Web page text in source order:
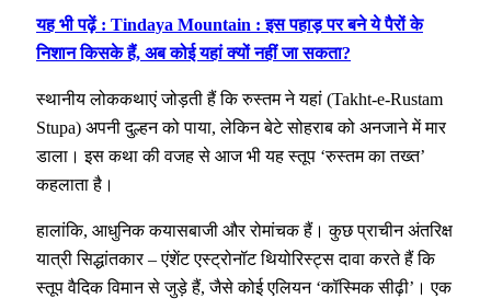
यह भी पढ़ें : Tindaya Mountain : इस पहाड़ पर बने ये पैरों के
निशान किसके हैं, अब कोई यहां क्यों नहीं जा सकता?
स्थानीय लोककथाएं जोड़ती हैं कि रुस्तम ने यहां (Takht-e-Rustam
Stupa) अपनी दुल्हन को पाया, लेकिन बेटे सोहराब को अनजाने में मार
डाला। इस कथा की वजह से आज भी यह स्तूप ‘रुस्तम का तख्त’
कहलाता है।
हालांकि, आधुनिक कयासबाजी और रोमांचक हैं। कुछ प्राचीन अंतरिक्ष
यात्री सिद्धांतकार – एंशेंट एस्ट्रोनॉट थियोरिस्ट्स दावा करते हैं कि
स्तूप वैदिक विमान से जुड़े हैं, जैसे कोई एलियन ‘कॉस्मिक सीढ़ी’। एक